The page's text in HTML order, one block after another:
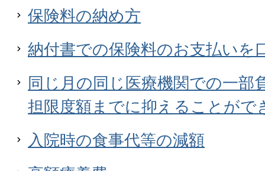
保険料の納め方
納付書での保険料のお支払いを
同じ月の同じ医療機関での一部
担限度額までに抑えることがで
入院時の食事代等の減額